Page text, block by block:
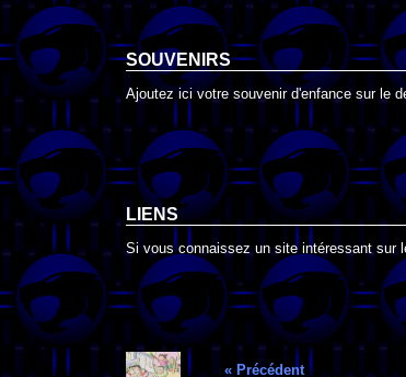
SOUVENIRS
Ajoutez ici votre souvenir d'enfance sur le
LIENS
Si vous connaissez un site intéressant sur
« Précédent